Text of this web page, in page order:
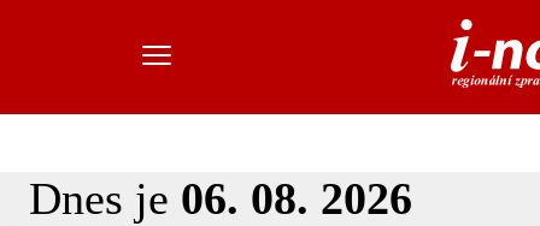
Dnes je 06. 08. 2026